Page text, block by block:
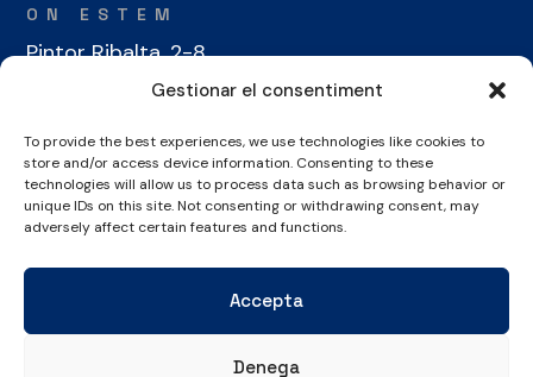
Gestionar el consentiment
To provide the best experiences, we use technologies like cookies to
store and/or access device information. Consenting to these
technologies will allow us to process data such as browsing behavior or
unique IDs on this site. Not consenting or withdrawing consent, may
adversely affect certain features and functions.
Accepta
Denega
ON ESTEM
Pintor Ribalta, 2-8
08028 Barcelona
CONTACTE
+34 934 486 350
cel@laieta.cat